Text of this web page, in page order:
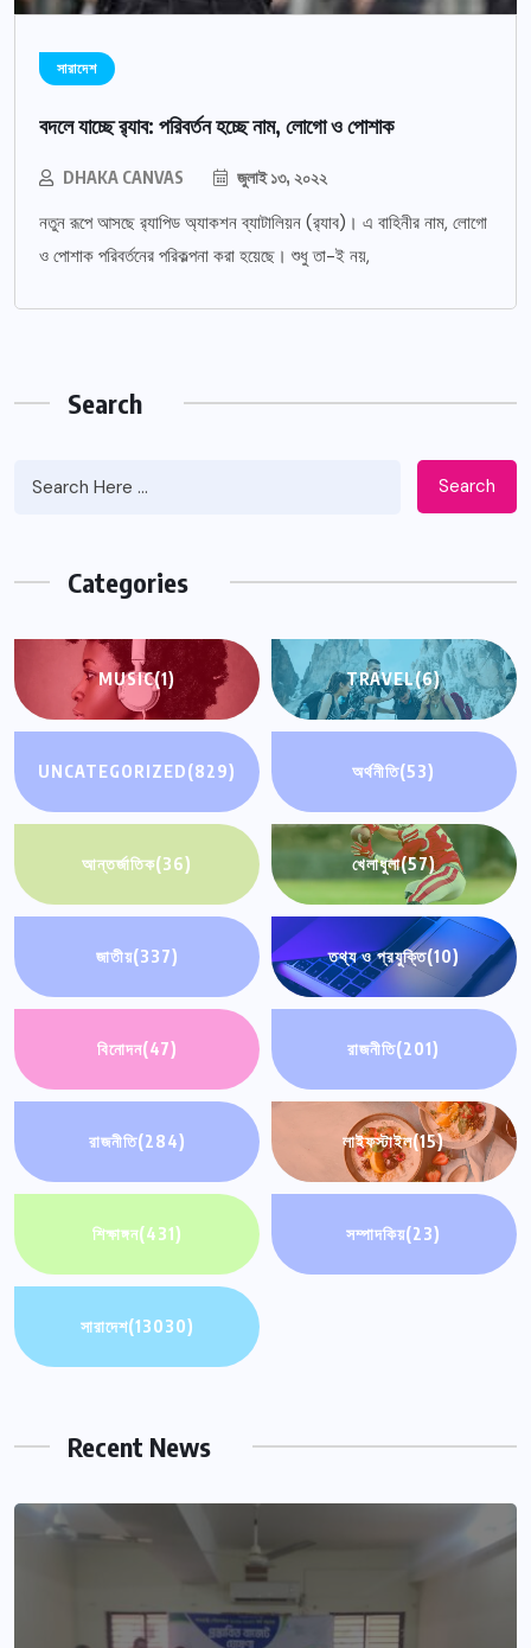
সারাদেশ
বদলে যাচ্ছে র‌্যাব: পরিবর্তন হচ্ছে নাম, লোগো ও পোশাক
DHAKA CANVAS জুলাই ১৩, ২০২২
নতুন রূপে আসছে র‌্যাপিড অ্যাকশন ব্যাটালিয়ন (র‌্যাব)। এ বাহিনীর নাম, লোগো
ও পোশাক পরিবর্তনের পরিকল্পনা করা হয়েছে। শুধু তা-ই নয়,
Search
Search
Categories
MUSIC(1) TRAVEL(6)
UNCATEGORIZED(829) অর্থনীতি(53)
আন্তর্জাতিক(36) খেলাধুলা(57)
জাতীয়(337) তথ্য ও প্রযুক্তি(10)
বিনোদন(47) রাজনীতি(201)
রাজনীতি(284) লাইফস্টাইল(15)
শিক্ষাঙ্গন(431) সম্পাদকিয়(23)
সারাদেশ(13030)
Recent News